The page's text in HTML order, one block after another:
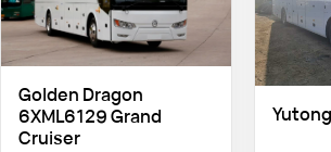
Golden Dragon
6XML6129 Grand
Cruiser